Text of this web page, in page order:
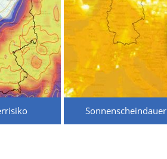
Sonnenscheindauer